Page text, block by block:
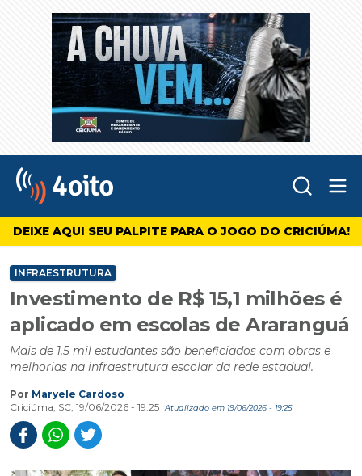
4oito
DEIXE AQUI SEU PALPITE PARA O JOGO DO CRICIÚMA!
INFRAESTRUTURA
Investimento de R$ 15,1 milhões é
aplicado em escolas de Araranguá
Mais de 1,5 mil estudantes são beneficiados com obras e
melhorias na infraestrutura escolar da rede estadual.
Por Maryele Cardoso
Criciúma, SC, 19/06/2026 - 19:25
Atualizado em 19/06/2026 - 19:25